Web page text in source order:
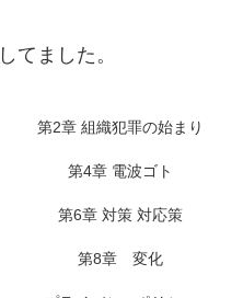
てました。
第2章 組織犯罪の始まり
第4章 電波ゴト
第6章 対策 対応策
第8章 変化